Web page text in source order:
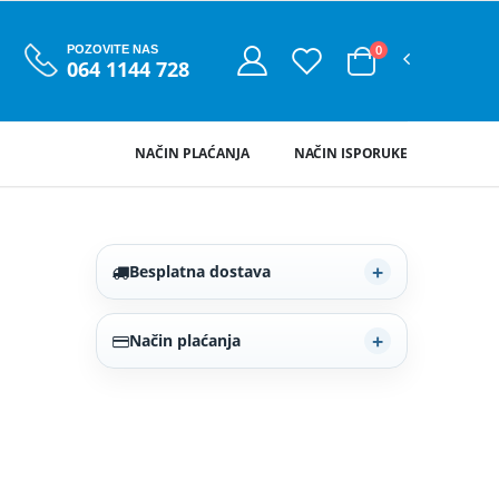
POZOVITE NAS
064 1144 728
0
NAČIN ISPORUKE
NAČIN PLAĆANJA
Besplatna dostava
Način plaćanja